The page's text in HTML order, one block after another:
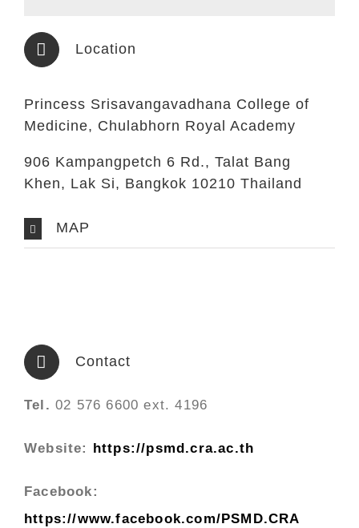
Location
Princess Srisavangavadhana College of
Medicine, Chulabhorn Royal Academy
906 Kampangpetch 6 Rd., Talat Bang
Khen, Lak Si, Bangkok 10210 Thailand
MAP
Contact
Tel. 02 576 6600 ext. 4196
Website: https://psmd.cra.ac.th
Facebook:
https://www.facebook.com/PSMD.CRA